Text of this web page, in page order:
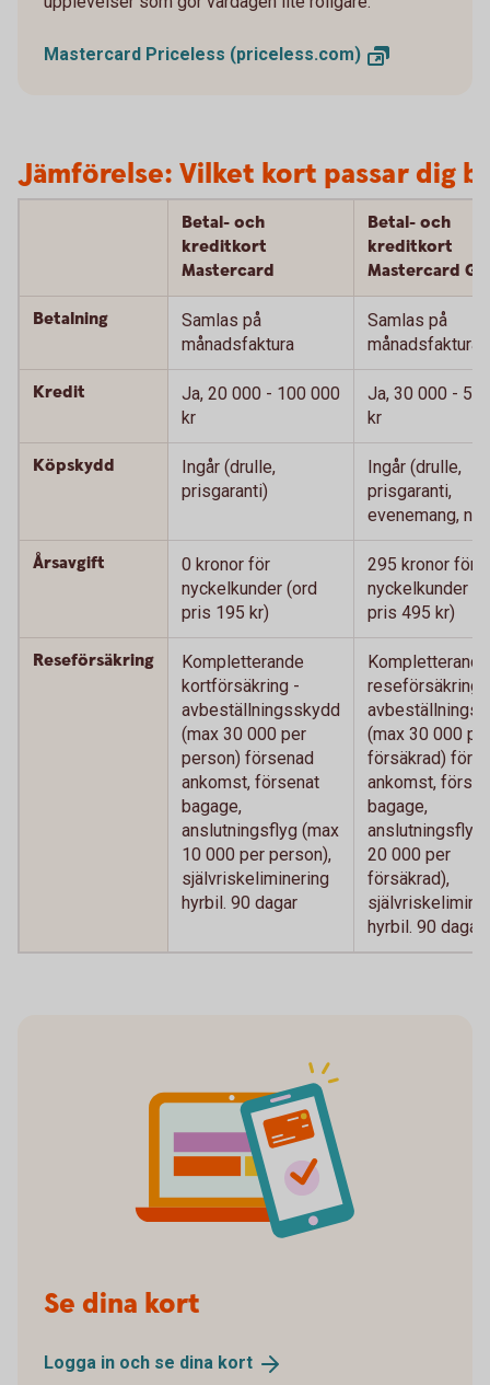
Mastercard Priceless (priceless.com)
Jämförelse: Vilket kort passar dig
Betal- och
kreditkort
Mastercard
Betal- och
kreditkort
Mastercard
Betalning
Samlas på
månadsfaktura
Samlas på
månadsfaktura
Kredit
Ja, 20 000 - 100 000
kr
Ja, 30 000 -
kr
Köpskydd
Ingår (drulle,
prisgaranti)
Ingår (drulle,
prisgaranti,
evenemang,
Årsavgift
0 kronor för
nyckelkunder (ord
pris 195 kr)
295 kronor för
nyckelkunder
pris 495 kr)
Reseförsäkring
Kompletterande
kortförsäkring -
avbeställningsskydd
(max 30 000 per
person) försenad
ankomst, försenat
bagage,
anslutningsflyg (max
10 000 per person),
självriskeliminering
hyrbil. 90 dagar
Kompletterande
reseförsäkring -
(max 30 000
försäkrad)
ankomst,
bagage,
anslutningsflyg
20 000 per
försäkrad),
hyrbil. 90 dagar
Se dina kort
Logga in och se dina kort